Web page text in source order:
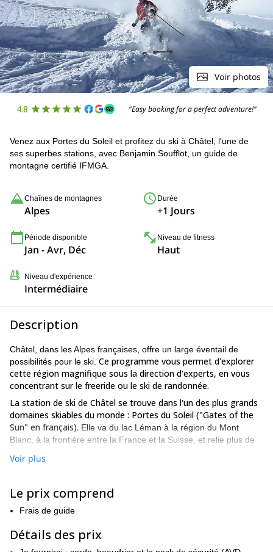
Voir photos
4.8 "Easy booking for a perfect adventure!"
Venez aux Portes du Soleil et profitez du ski à Châtel, l'une de
ses superbes stations, avec Benjamin Soufflot, un guide de
montagne certifié IFMGA.
Chaînes de montagnes
Alpes
Durée
+1 Jours
Période disponible
Jan - Avr, Déc
Niveau de fitness
Haut
Niveau d'expérience
Intermédiaire
Description
Châtel, dans les Alpes françaises, offre un large éventail de
possibilités pour le ski. Ce programme vous permet d'explorer
cette région magnifique sous la direction d'experts, en vous
concentrant sur le freeride ou le ski de randonnée.
La station de ski de Châtel se trouve dans l'un des plus grands
domaines skiables du monde : Portes du Soleil ("Gates of the
Sun" en français). Elle va du lac Léman à la région du Mont
Blanc, à la frontière entre la France et la Suisse, et relie plus de
accéder à des pistes hors-piste étonnantes.
d'une neige vierge tout en ayant la sécurité de ne pas être trop
loin de la station. Le grand et difficile domaine de Linga/Pre La
Joux est un "must" du freeride !
Si, au contraire, vous préférez le ski de randonnée, vous devez
Voir plus
Le prix comprend
Frais de guide
Détails des prix